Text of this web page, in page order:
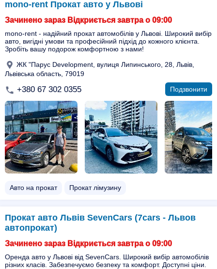
mono-rent Прокат авто у Львові
Зачинено зараз Відкриється завтра о 09:00
mono-rent - надійний прокат автомобілів у Львові. Широкий вибір
авто, вигідні умови та професійний підхід до кожного клієнта.
Зробіть вашу подорож комфортною з нами!
ЖК "Парус Development, вулиця Липинського, 28, Львів,
Львівська область, 79019
+380 67 302 0355 Подзвонити
Авто на прокат Прокат лімузину
Прокат авто Львів SevenCars (7cars - Львов
автопрокат)
Зачинено зараз Відкриється завтра о 09:00
Оренда авто у Львові від SevenCars. Широкий вибір автомобілів
різних класів. Забезпечуємо безпеку та комфорт. Доступні ціни.